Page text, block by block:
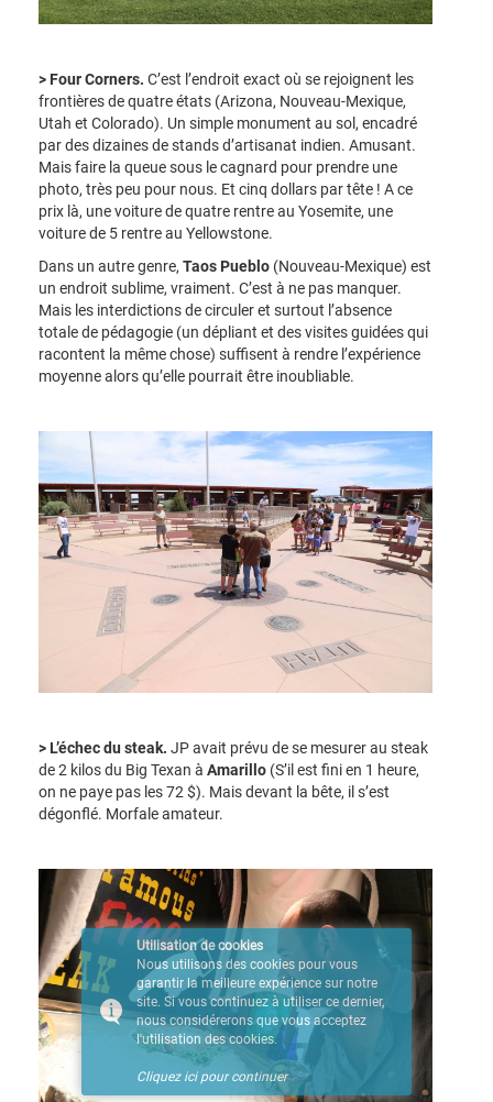
> Four Corners. C’est l’endroit exact où se rejoignent les
frontières de quatre états (Arizona, Nouveau-Mexique,
Utah et Colorado). Un simple monument au sol, encadré
par des dizaines de stands d’artisanat indien. Amusant.
Mais faire la queue sous le cagnard pour prendre une
photo, très peu pour nous. Et cinq dollars par tête ! A ce
prix là, une voiture de quatre rentre au Yosemite, une
voiture de 5 rentre au Yellowstone.
Dans un autre genre, Taos Pueblo (Nouveau-Mexique) est
un endroit sublime, vraiment. C’est à ne pas manquer.
Mais les interdictions de circuler et surtout l’absence
totale de pédagogie (un dépliant et des visites guidées qui
racontent la même chose) suffisent à rendre l’expérience
moyenne alors qu’elle pourrait être inoubliable.
> L’échec du steak. JP avait prévu de se mesurer au steak
de 2 kilos du Big Texan à Amarillo (S’il est fini en 1 heure,
on ne paye pas les 72 $). Mais devant la bête, il s’est
dégonflé. Morfale amateur.
Utilisation de cookies
Nous utilisons des cookies pour vous
garantir la meilleure expérience sur notre
site. Si vous continuez à utiliser ce dernier,
nous considérerons que vous acceptez
l'utilisation des cookies.
Cliquez ici pour continuer